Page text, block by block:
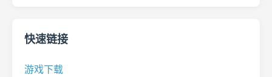
快速链接
游戏下载